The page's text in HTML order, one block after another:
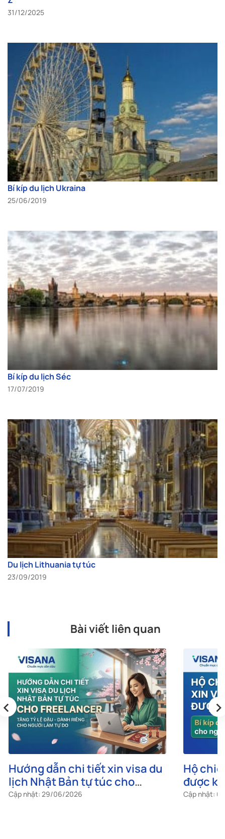
31/12/2025
Bí kíp du lịch Ukraina
25/06/2019
Bí kíp du lịch Séc
17/07/2019
Du lịch Lithuania tự túc
23/09/2019
Bài viết liên quan
Hướng dẫn chi tiết xin visa du
lịch Nhật Bản tự túc cho
freelancer
Cập nhật: 29/06/2026
Hộ
được
cho
Cập nhật:
‹ ›